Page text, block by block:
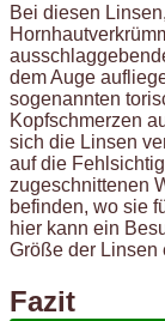
Bei diesen
dem Auge
sogenannten
Kopfschmerzen
sich die Linsen
auf die
zugeschnittenen
befinden, wo sie
hier kann ein
Größe der Linsen
Fazit